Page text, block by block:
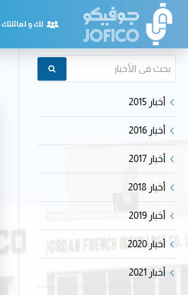
لك و لعائلتك
أخبار 2015
أخبار 2016
أخبار 2017
أخبار 2018
أخبار 2019
أخبار 2020
أخبار 2021